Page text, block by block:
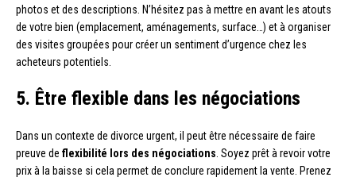
photos et des descriptions. N’hésitez pas à mettre en avant les atouts
de votre bien (emplacement, aménagements, surface…) et à organiser
des visites groupées pour créer un sentiment d’urgence chez les
acheteurs potentiels.
5. Être flexible dans les négociations
Dans un contexte de divorce urgent, il peut être nécessaire de faire
preuve de flexibilité lors des négociations . Soyez prêt à revoir votre
prix à la baisse si cela permet de conclure rapidement la vente. Prenez